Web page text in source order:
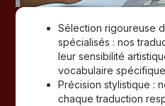
Sélection rigoureuse
spécialisés : nos
leur sensibilité
vocabulaire
Précision stylistique :
chaque traduction